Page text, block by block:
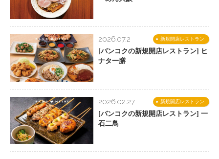
新規開店レストラン
2026.07.2
[バンコクの新規開店レストラン] ヒ
ナタ一膳
新規開店レストラン
2026.02.27
[バンコクの新規開店レストラン] 一
石二鳥